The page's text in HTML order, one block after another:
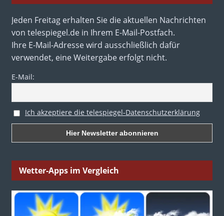
Jeden Freitag erhalten Sie die aktuellen Nachrichten
von telespiegel.de in Ihrem E-Mail-Postfach.
Ihre E-Mail-Adresse wird ausschließlich dafür
verwendet, eine Weitergabe erfolgt nicht.
E-Mail:
Ich akzeptiere die telespiegel-Datenschutzerklärung
Wetter-Apps im Vergleich